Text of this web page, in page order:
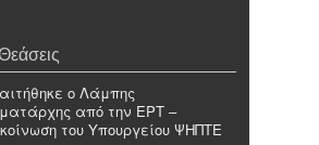
ο Λάμπης
από την ΕΡΤ –
του Υπουργείου ΨΗΠΤΕ